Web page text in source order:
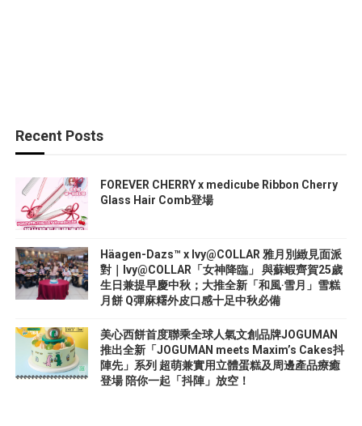
Recent Posts
FOREVER CHERRY x medicube Ribbon Cherry
Glass Hair Comb登場
Häagen-Dazs™ x Ivy@COLLAR 雅月別緻見面派
對｜Ivy@COLLAR「女神降臨」 與蘇蝦齊賀25歲
生日兼提早慶中秋；大推全新「和風‧雪月」雪糕
月餅 Q彈麻糬外皮口感十足中秋必備
美心西餅首度聯乘全球人氣文創品牌JOGUMAN
推出全新「JOGUMAN meets Maxim’s Cakes抖
陣先」系列 超萌兼實用立體蛋糕及周邊產品療癒
登場 陪你一起「抖陣」放空！